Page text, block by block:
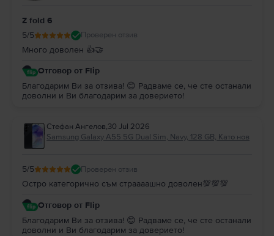
Z fold 6
5/5 Проверен отзив
Много доволен 👍🤝
Отговор от Flip
Благодарим Ви за отзива! 😊 Радваме се, че сте останали
доволни и Ви благодарим за доверието!
Стефан Ангелов,30 Jul 2026
Samsung Galaxy A55 5G Dual Sim, Navy, 128 GB, Като нов
5/5 Проверен отзив
Остро категорично съм страааашно доволен💯💯💯
Отговор от Flip
Благодарим Ви за отзива! 😊 Радваме се, че сте останали
доволни и Ви благодарим за доверието!